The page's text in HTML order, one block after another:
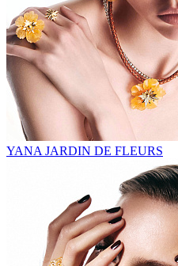
YANA JARDIN DE FLEURS